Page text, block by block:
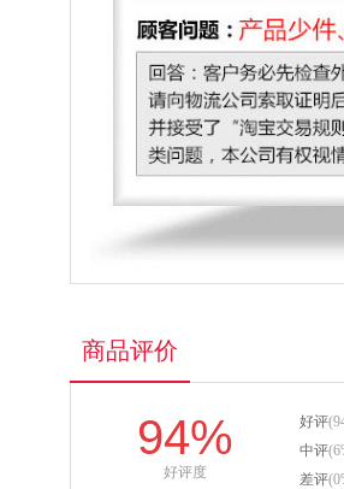
商品评价
94%
好评度
好评
中评
差评